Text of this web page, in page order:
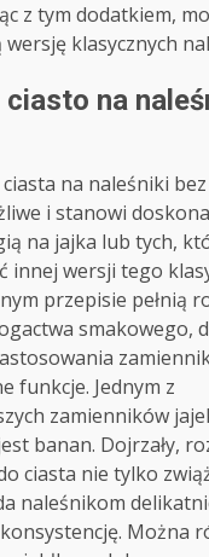
z tym dodatkiem,
klasycznych
na
na naleśniki
i stanowi
na jajka lub tych,
innej wersji tego
przepisie pełnią
smakowego,
funkcje. Jednym z
zamienników
banan. Dojrzały,
ciasta nie tylko
naleśnikom
Można